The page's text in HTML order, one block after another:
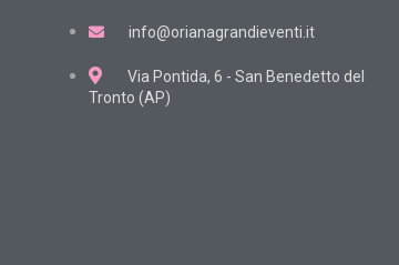
info@orianagrandieventi.it
Via Pontida, 6 - San Benedetto del
Tronto (AP)